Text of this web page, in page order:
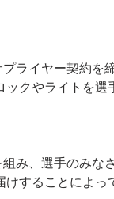
ライヤー契約を
クやライトを
み、選手のみな
することによ